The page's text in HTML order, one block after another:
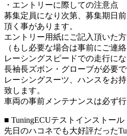
・エントリーに際しての注意点
募集定員になり次第、募集期日
頂く事があります。
エントリー用紙にご記入頂いた
（もし必要な場合は事前にご連絡
レーシングスピードでの走行に
長袖長ズボン・グローブが必要で
レーシングスーツ、ハンスをお
致します。
車両の事前メンテナンスは必ず行
■ TuningECUテストインストール
先日のハコネでも大好評だった